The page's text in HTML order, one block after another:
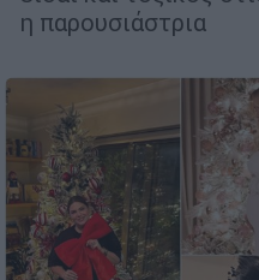
η παρουσιάστρια